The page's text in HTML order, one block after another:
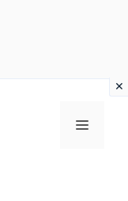
MENU